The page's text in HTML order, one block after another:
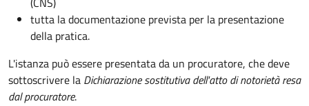
tutta la documentazione prevista per la presentazione
della pratica.
L'istanza può essere presentata da un procuratore, che deve
sottoscrivere la Dichiarazione sostitutiva dell'atto di notorietà resa
dal procuratore.